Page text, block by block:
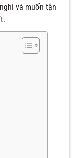
và muốn tận